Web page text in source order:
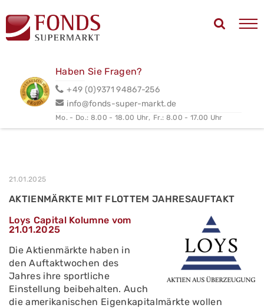
Haben Sie Fragen?
+49 (0)9371 94867-256
info@fonds-super-markt.de
Mo. - Do.: 8.00 - 18.00 Uhr, Fr.: 8.00 - 17.00 Uhr
21.01.2025
AKTIENMÄRKTE MIT FLOTTEM JAHRESAUFTAKT
Loys Capital Kolumne vom
21.01.2025
Die Aktienmärkte haben in
den Auftaktwochen des
Jahres ihre sportliche
Einstellung beibehalten. Auch
die amerikanischen Eigenkapitalmärkte wollen